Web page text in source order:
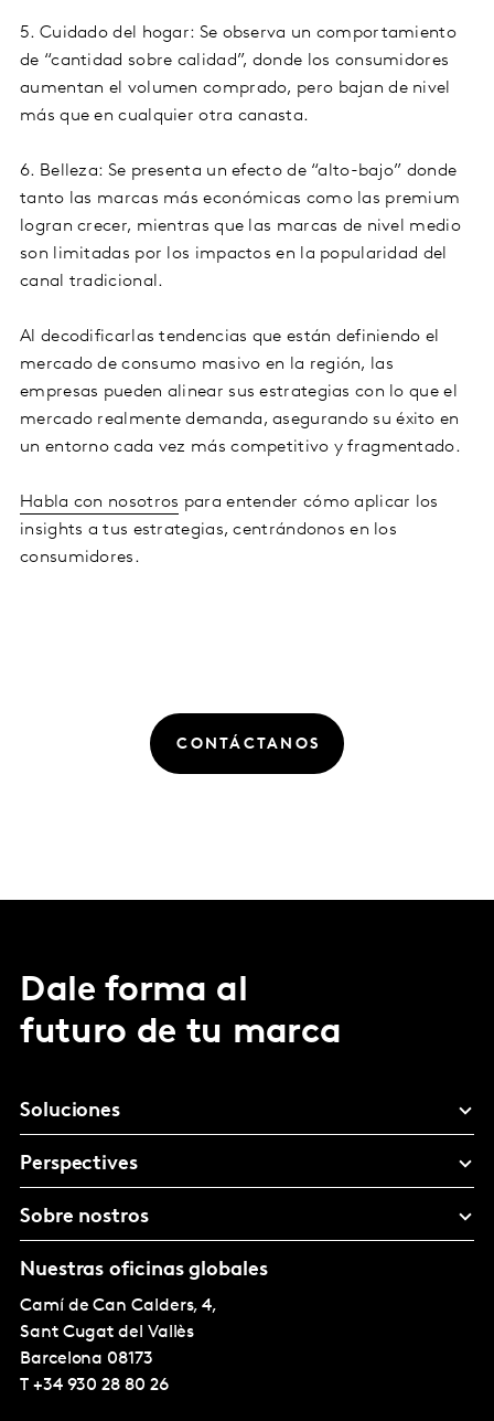
5. Cuidado del hogar: Se observa un comportamiento
de “cantidad sobre calidad”, donde los consumidores
aumentan el volumen comprado, pero bajan de nivel
más que en cualquier otra canasta.
6. Belleza: Se presenta un efecto de “alto-bajo” donde
tanto las marcas más económicas como las premium
logran crecer, mientras que las marcas de nivel medio
son limitadas por los impactos en la popularidad del
canal tradicional.
Al decodificarlas tendencias que están definiendo el
mercado de consumo masivo en la región, las
empresas pueden alinear sus estrategias con lo que el
mercado realmente demanda, asegurando su éxito en
un entorno cada vez más competitivo y fragmentado.
Habla con nosotros para entender cómo aplicar los
insights a tus estrategias, centrándonos en los
consumidores.
CONTÁCTANOS
Dale forma al
futuro de tu marca
Soluciones
Perspectives
Sobre nostros
Nuestras oficinas globales
Camí de Can Calders, 4,
Sant Cugat del Vallès
Barcelona 08173
T +34 930 28 80 26